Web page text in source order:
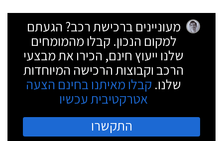
מעוניינים ברכישת רכב? הגעתם
למקום הנכון. קבלו מהמומחים
שלנו ייעוץ חינם, הכירו את מבצעי
הרכב וקבוצות הרכישה המיוחדות
שלנו. קבלו מאיתנו בחינם הצעה
אטרקטיבית עכשיו
התקשרו